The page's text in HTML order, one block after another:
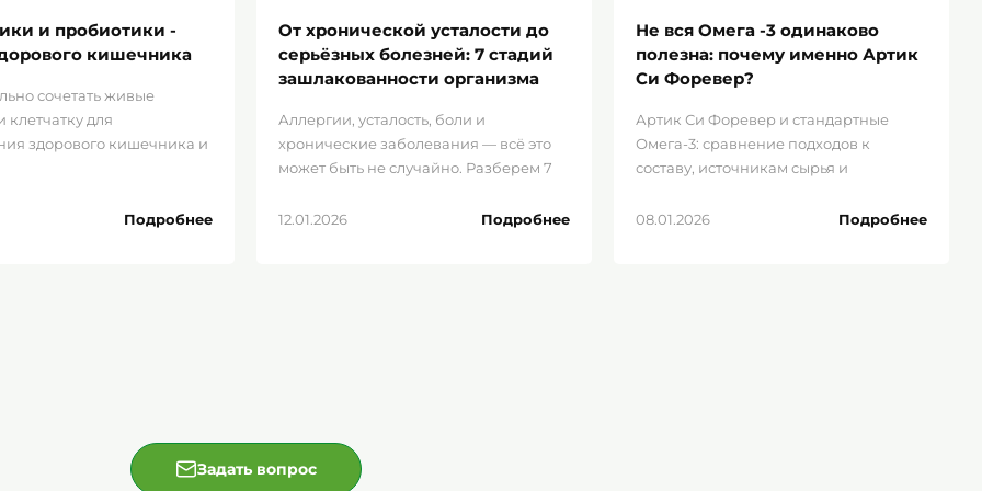
для каждого.AloePlanet – это
и пробиотики -
кишечника
сочетать живые
клетчатку для
здорового кишечника и
Подробнее
От хронической усталости до
серьёзных болезней: 7 стадий
зашлакованности организма
Аллергии, усталость, боли и
хронические заболевания — всё это
может быть не случайно. Разберем 7
от первых незаметны...
12.01.2026 Подробнее
Не вся Омега -3 одинаково
полезна: почему именно Артик
Си Форевер?
Артик Си Форевер и стандартные
Омега-3: сравнение подходов к
составу, источникам сырья и
современной нутрициологии.
08.01.2026 Подробнее
Задать вопрос